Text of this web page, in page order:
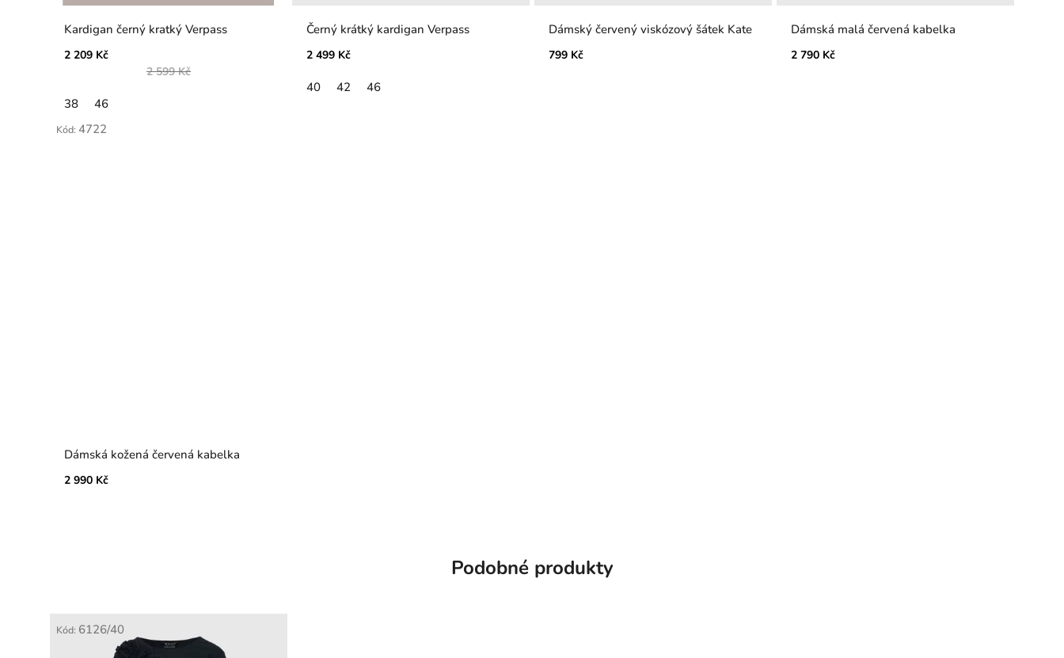
Kardigan černý kratký Verpass
2 209 Kč
2 599 Kč
38 46
Černý krátký kardigan Verpass
2 499 Kč
40 42 46
Dámský červený viskózový šátek Kate
799 Kč
Dámská malá červená kabelka
2 790 Kč
Dámská kožená červená kabelka
2 990 Kč
Kód: 4722
Podobné produkty
Kód: 6126/40